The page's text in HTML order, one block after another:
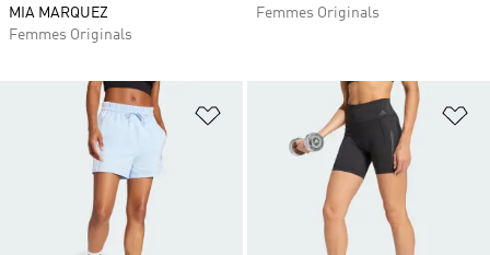
MIA MARQUEZ
Femmes Originals
Femmes Originals
Ajouter à la Liste de produits